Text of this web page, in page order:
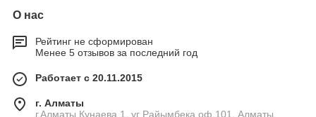
О нас
Рейтинг не сформирован
Менее 5 отзывов за последний год
Работает с 20.11.2015
г. Алматы
г.Алматы Кунаева 1, уг Райымбека оф.101, Алматы,